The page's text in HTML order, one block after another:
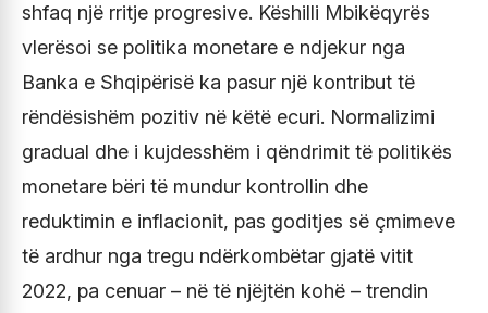
shfaq një rritje progresive. Këshilli Mbikëqyrës
vlerësoi se politika monetare e ndjekur nga
Banka e Shqipërisë ka pasur një kontribut të
rëndësishëm pozitiv në këtë ecuri. Normalizimi
gradual dhe i kujdesshëm i qëndrimit të politikës
monetare bëri të mundur kontrollin dhe
reduktimin e inflacionit, pas goditjes së çmimeve
të ardhur nga tregu ndërkombëtar gjatë vitit
2022, pa cenuar – në të njëjtën kohë – trendin